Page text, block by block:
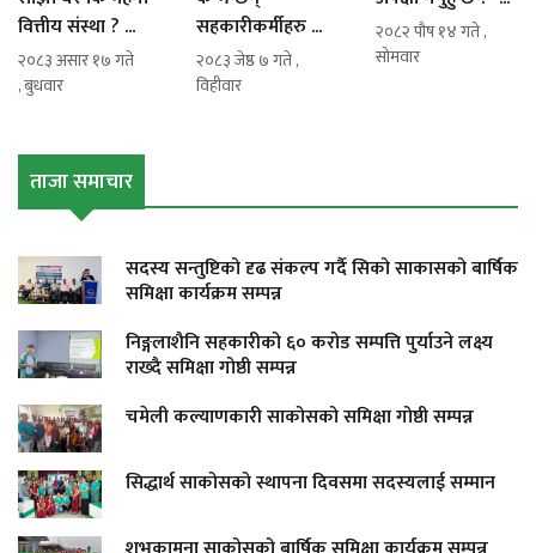
वित्तीय संस्था ? ...
२०८३ असार १७ गते
, बुधवार
सहकारीकर्मीहरु ...
२०८३ जेष्ठ ७ गते ,
विहीवार
२०८२ पौष १४ गते ,
सोमवार
ताजा समाचार
सदस्य सन्तुष्टिको दृढ संकल्प गर्दै सिको साकासको बार्षिक
समिक्षा कार्यक्रम सम्पन्न
निङ्गलाशैनि सहकारीको ६० करोड सम्पत्ति पुर्याउने लक्ष्य
राख्दै समिक्षा गोष्ठी सम्पन्न
चमेली कल्याणकारी साकोसको समिक्षा गोष्ठी सम्पन्न
सिद्धार्थ साकोसको स्थापना दिवसमा सदस्यलाई सम्मान